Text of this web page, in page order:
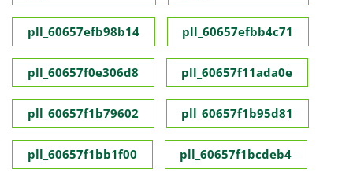
pll_60657efb98b14 pll_60657efbb4c71
pll_60657f0e306d8 pll_60657f11ada0e
pll_60657f1b79602 pll_60657f1b95d81
pll_60657f1bb1f00 pll_60657f1bcdeb4